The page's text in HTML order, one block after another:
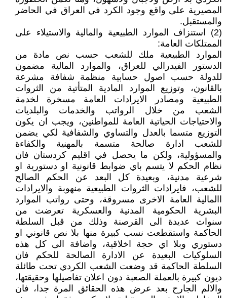
المصيرية على واقع وجود الكرد في العراق في الحاضر
والمستقبل.
(2) استنزاف الموارد الطبيعية والمالية والاستيلاء على
الممتلكات العامة:
الموارد الطبيعية ملك للشعب حسب نص مادة من
الدستور الفيدرالي للعراق، والموارد المالية مضمون
للدولة حسب اصول حسابية منظمة شفافة مشرعة
بالقانون، وتوزيع الموارد المادية المتأتية من الثروات
الطبيعية ومصادر الايرادات العامة مسخرة لخدمة
الشعب من خلال الرواتب والخدمات والبلديات
والاحتياجات الحياتية العامة للمواطنين، ويجب ان يكون
التوزيع متسما بالعدل والتساوي والشفافية لكي يضمن
للشعب ادارة صالحة متسمة بالمهنية والكفاءة
والمسؤولية، ولكن ما يحصل في اقليم كردستان فان
نظام الحكم لا يتسم باي ضوابط قانونية او دستورية او
شرعية مدنية، وبعيدة كل البعد عن الحكم الصالح
للشعب، فايرادات الثروات الطبيعية منهوبة والايرادات
االمالية العامة الاخرى مسروقة، وحتى رواتب الموارد
البشرية الحكومية المدنية والعسكرية تعرضت من
سنوات عديدة الى القرصنة وذلك من قبل السلطة
الحاكمة واستقطعت نسب كبيرة منها بلا نص قانوني او
دستوري وبلا اي حجة اخلاقية، واضافة الى كل هذه
السلوكيات البعيدة عن الادارة الصالحة للحكم فان
السلطة الحاكمة قد وضعت الشعب الكردي تحت طائلة
ديون كبيرة بالعملة الصعبة دون اعلان تفاصيلها وحقيقتها،
والالم الجارح بعد عرض هذه الحقائق المرة جدا، فان